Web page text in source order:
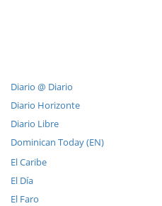
Diario @ Diario
Diario Horizonte
Diario Libre
Dominican Today (EN)
El Caribe
El Día
El Faro